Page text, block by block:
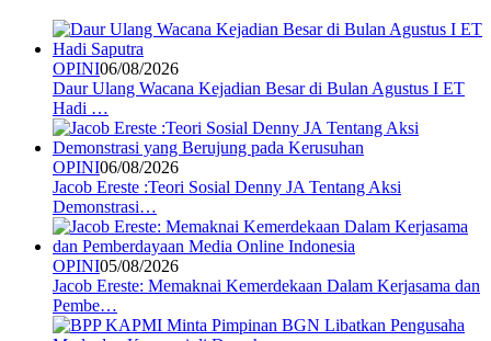
OPINI06/08/2026
Daur Ulang Wacana Kejadian Besar di Bulan Agustus I ET
Hadi …
OPINI06/08/2026
Jacob Ereste :Teori Sosial Denny JA Tentang Aksi
Demonstrasi…
OPINI05/08/2026
Jacob Ereste: Memaknai Kemerdekaan Dalam Kerjasama dan
Pembe…